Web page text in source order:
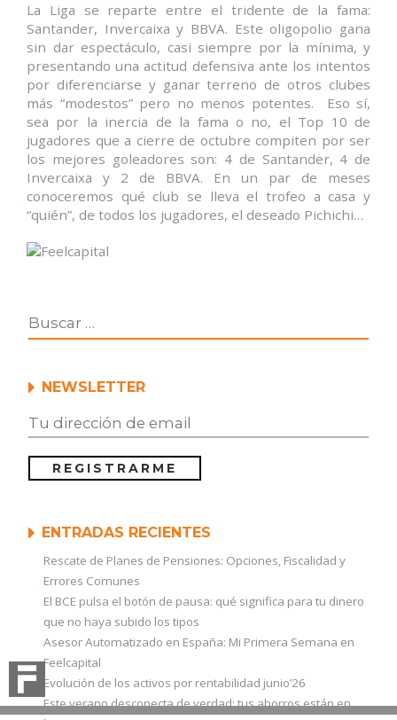
La Liga se reparte entre el tridente de la fama:
Santander, Invercaixa y BBVA. Este oligopolio gana
sin dar espectáculo, casi siempre por la mínima, y
presentando una actitud defensiva ante los intentos
por diferenciarse y ganar terreno de otros clubes
más “modestos” pero no menos potentes. Eso sí,
sea por la inercia de la fama o no, el Top 10 de
jugadores que a cierre de octubre compiten por ser
los mejores goleadores son: 4 de Santander, 4 de
Invercaixa y 2 de BBVA. En un par de meses
conoceremos qué club se lleva el trofeo a casa y
“quién”, de todos los jugadores, el deseado Pichichi…
NEWSLETTER
ENTRADAS RECIENTES
Rescate de Planes de Pensiones: Opciones, Fiscalidad y
Errores Comunes
El BCE pulsa el botón de pausa: qué significa para tu dinero
que no haya subido los tipos
Asesor Automatizado en España: Mi Primera Semana en
Feelcapital
Evolución de los activos por rentabilidad junio’26
Este verano desconecta de verdad: tus ahorros están en